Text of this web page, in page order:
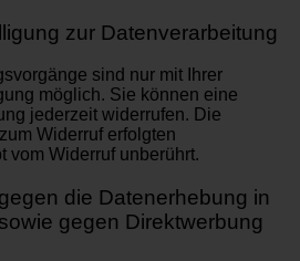
zur Datenverarbeitung
sind nur mit Ihrer
möglich. Sie können eine
jederzeit widerrufen. Die
Widerruf erfolgten
vom Widerruf unberührt.
die Datenerhebung in
gegen Direktwerbung